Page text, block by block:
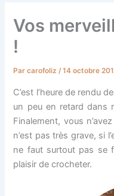
Vos
!
Parcarofoliz/14 octobre
C’est l’heure de rendu
un peu en retard dans
Finalement, vous
n’est pas très grave, si
ne faut surtout pas se
plaisir de crocheter.